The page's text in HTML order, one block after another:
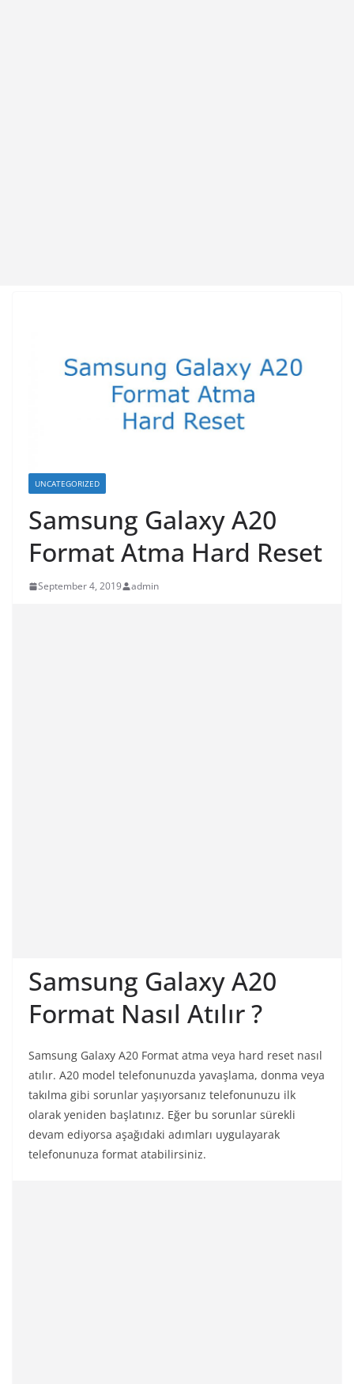
UNCATEGORIZED
Samsung Galaxy A20
Format Atma Hard Reset
September 4, 2019 admin
Samsung Galaxy A20
Format Nasıl Atılır ?
Samsung Galaxy A20 Format atma veya hard reset nasıl
atılır. A20 model telefonunuzda yavaşlama, donma veya
takılma gibi sorunlar yaşıyorsanız telefonunuzu ilk
olarak yeniden başlatınız. Eğer bu sorunlar sürekli
devam ediyorsa aşağıdaki adımları uygulayarak
telefonunuza format atabilirsiniz.